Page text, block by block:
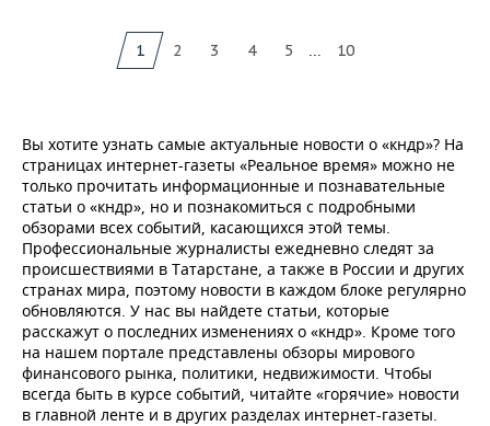
1 2 3 4 5 ... 10
Вы хотите узнать самые актуальные новости о «кндр»? На
страницах интернет-газеты «Реальное время» можно не
только прочитать информационные и познавательные
статьи о «кндр», но и познакомиться с подробными
обзорами всех событий, касающихся этой темы.
Профессиональные журналисты ежедневно следят за
происшествиями в Татарстане, а также в России и других
странах мира, поэтому новости в каждом блоке регулярно
обновляются. У нас вы найдете статьи, которые
расскажут о последних изменениях о «кндр». Кроме того
на нашем портале представлены обзоры мирового
финансового рынка, политики, недвижимости. Чтобы
всегда быть в курсе событий, читайте «горячие» новости
в главной ленте и в других разделах интернет-газеты.